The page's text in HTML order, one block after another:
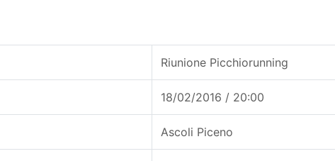
Riunione Picchiorunning
18/02/2016 / 20:00
Ascoli Piceno